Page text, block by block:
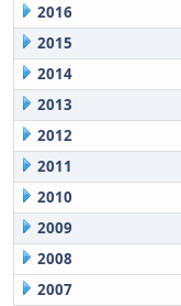
2016
2015
2014
2013
2012
2011
2010
2009
2008
2007